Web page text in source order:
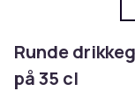
Runde
på 35 cl